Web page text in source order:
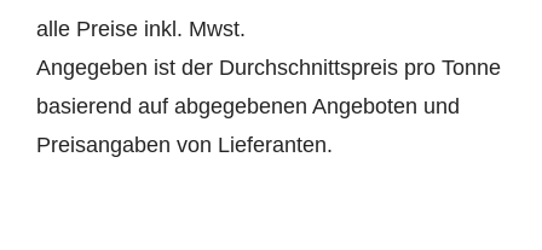
alle Preise inkl. Mwst.
Angegeben ist der Durchschnittspreis pro Tonne
basierend auf abgegebenen Angeboten und
Preisangaben von Lieferanten.